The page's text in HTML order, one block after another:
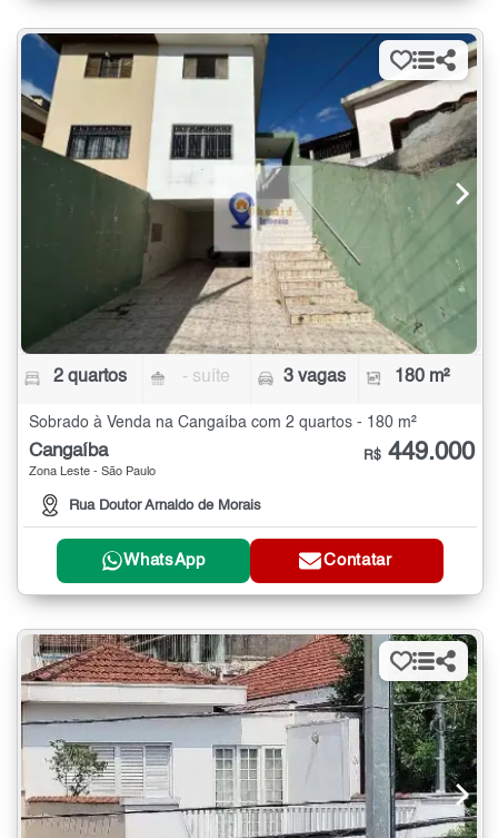
2 quartos - suíte 3 vagas 180 m²
Sobrado à Venda na Cangaíba com 2 quartos - 180 m²
Cangaíba
Zona Leste - São Paulo
Rua Doutor Arnaldo de Morais
R$ 449.000
WhatsApp Contatar